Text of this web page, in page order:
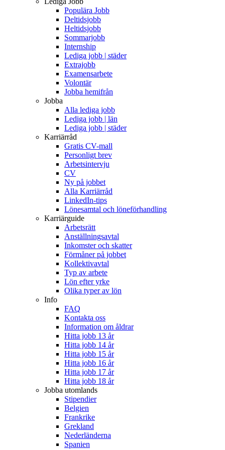
Populära Jobb
Deltidsjobb
Heltidsjobb
Sommarjobb
Internship
Lediga jobb | städer
Extrajobb
Examensarbete
Volontär
Jobba hemifrån
Jobba
Alla lediga jobb
Lediga jobb | län
Lediga jobb | städer
Karriärråd
Gratis CV-mall
Personligt brev
Arbetsintervju
CV
Ny på jobbet
Alla Karriärråd
LinkedIn-tips
Lönesamtal och löneförhandling
Karriärguide
Arbetsrätt
Anställningsavtal
Inkomster och skatter
Förmåner på jobbet
Kollektivavtal
Typ av arbete
Lön efter yrke
Olika typer av lön
Info
FAQ
Kontakta oss
Information om åldrar
Hitta jobb 13 år
Hitta jobb 14 år
Hitta jobb 15 år
Hitta jobb 16 år
Hitta jobb 17 år
Hitta jobb 18 år
Jobba utomlands
Stipendier
Belgien
Frankrike
Grekland
Nederländerna
Spanien